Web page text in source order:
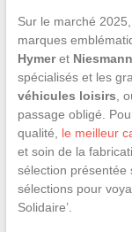
Sur le marché
marques
Hymeret
spécialisés et les
véhicules loisirs ,
passage obligé.
qualité, le meilleur
et soin de la
sélection présentée
sélections pour
Solidaire’.